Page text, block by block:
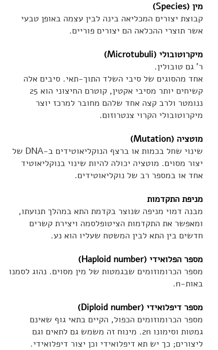
מין (Species)
קבוצת יצורים המכליאה בינה לבין עצמה באופן טבעי
אשר תוצרי ההכלאה הם יצורים פוריים.
מיקרוטובולי (Microtubuli)
ר' גם טובולין.
אחד מהסוגים של סיבי השלד התוך-תאי. סיבים אלה
קשיחים יותר מסיבי אקטין, קוטרם החיצוני הוא 25
ננומטר ולרב קצה אחד שלהם מחובר למרכז יוצר
מיקרוטובולי הקרוי צנטרוזום.
מוטציה (Mutation)
שינוי שחל בכמות או ברצף הנוקליאוטידים ב-DNA של
יצור מסוים. מוטציה יכולה להיות שינוי בנוקליאוטיד
אחד או במספר רב של נוקליאוטידים.
מניפת התקדמות
מבנה דמוי מניפה שנוצר בקדמת התא במהלך תנועתו,
ומאפשר את התקדמות הציטופלסמה ויצירת קשרים
חדשים בין התא לבין המשטח שעליו הוא נע.
מספר הפלואידי (Haploid number)
מספר הכרומוזומים שבגמטות של מין מסוים. נהוג לסמנו
באות-n.
מספר דיפלואידי (Diploid number)
מספר הכרומוזומים הכפול, הקיים בתאי גוף שאינם
גמטות וסימונו 2n. מינוח זה משמש גם לתאים וגם
ליצורים; כך יש תא דיפלואידי וכן יצור דיפלואידי.